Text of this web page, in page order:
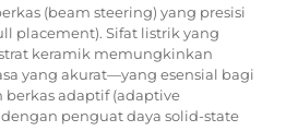
(beam steering) yang presisi
placement). Sifat listrik yang
keramik memungkinkan
yang akurat—yang esensial bagi
adaptif (adaptive
penguat daya solid-state